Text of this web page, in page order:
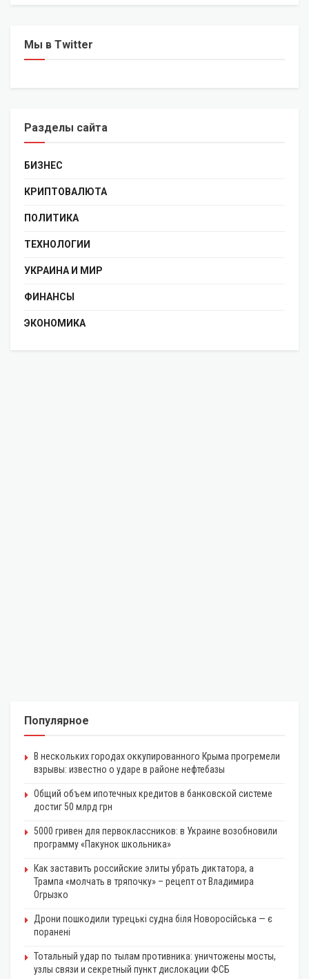
Мы в Twitter
Разделы сайта
БИЗНЕС
КРИПТОВАЛЮТА
ПОЛИТИКА
ТЕХНОЛОГИИ
УКРАИНА И МИР
ФИНАНСЫ
ЭКОНОМИКА
Популярное
В нескольких городах оккупированного Крыма прогремели
взрывы: известно о ударе в районе нефтебазы
Общий объем ипотечных кредитов в банковской системе
достиг 50 млрд грн
5000 гривен для первоклассников: в Украине возобновили
программу «Пакунок школьника»
Как заставить российские элиты убрать диктатора, а
Трампа «молчать в тряпочку» – рецепт от Владимира
Огрызко
Дрони пошкодили турецькі судна біля Новоросійська — є
поранені
Тотальный удар по тылам противника: уничтожены мосты,
узлы связи и секретный пункт дислокации ФСБ